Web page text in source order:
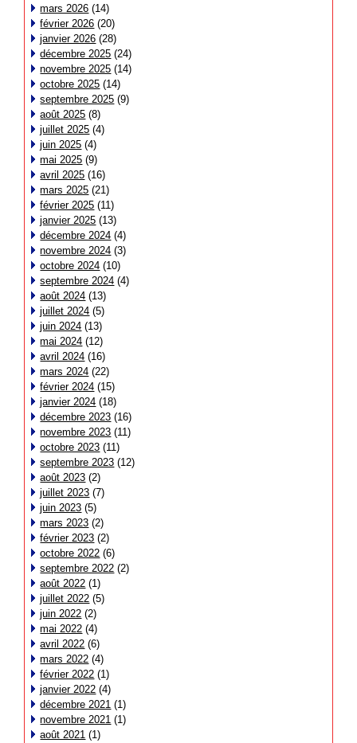
mars 2026 (14)
février 2026 (20)
janvier 2026 (28)
décembre 2025 (24)
novembre 2025 (14)
octobre 2025 (14)
septembre 2025 (9)
août 2025 (8)
juillet 2025 (4)
juin 2025 (4)
mai 2025 (9)
avril 2025 (16)
mars 2025 (21)
février 2025 (11)
janvier 2025 (13)
décembre 2024 (4)
novembre 2024 (3)
octobre 2024 (10)
septembre 2024 (4)
août 2024 (13)
juillet 2024 (5)
juin 2024 (13)
mai 2024 (12)
avril 2024 (16)
mars 2024 (22)
février 2024 (15)
janvier 2024 (18)
décembre 2023 (16)
novembre 2023 (11)
octobre 2023 (11)
septembre 2023 (12)
août 2023 (2)
juillet 2023 (7)
juin 2023 (5)
mars 2023 (2)
février 2023 (2)
octobre 2022 (6)
septembre 2022 (2)
août 2022 (1)
juillet 2022 (5)
juin 2022 (2)
mai 2022 (4)
avril 2022 (6)
mars 2022 (4)
février 2022 (1)
janvier 2022 (4)
décembre 2021 (1)
novembre 2021 (1)
août 2021 (1)